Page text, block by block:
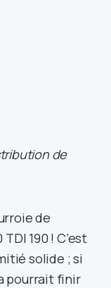
de
de
190 ! C’est
solide ; si
pourrait finir